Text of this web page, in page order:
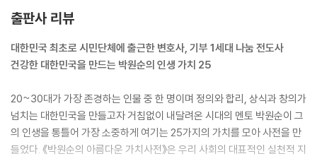
준비하며 제가 그러했듯이, 자신을 포함한 모든 이들의 삶을 떠올리고, 우
리가 걸어온 길과 앞으로 가야 할 길을 떠올리며 삶의 진정한 가치를 생각
할 수 있기를 바랍니다.”---프롤로그 중에서
2011년 9월2일, 놀라운 일이 일어났습니다. 출마만 하면 당선될 것이 분명
한 지지율 50퍼센트의 사람이, 지지율이 5퍼센트밖에 되지 않는 이에게
양보를 했습니다. 서울시장 보궐선거를 둘러싸고 안철수 서울대학교 융합
기술과학원장이 저 박원순에게 지지를 표시하며 출마의사를 철회한 ‘사
출판사 리뷰
대한민국 최초로 시민단체에 출근한 변호사, 기부 1세대 나눔 전도사
건강한 대한민국을 만드는 박원순의 인생 가치 25
20~30대가 가장 존경하는 인물 중 한 명이며 정의와 합리, 상식과 창의가
넘치는 대한민국을 만들고자 거침없이 내달려온 시대의 멘토 박원순이 그
의 인생을 통틀어 가장 소중하게 여기는 25가지의 가치를 모아 사전을 만
들었다. 《박원순의 아름다운 가치사전》은 우리 사회의 대표적인 실천적 지